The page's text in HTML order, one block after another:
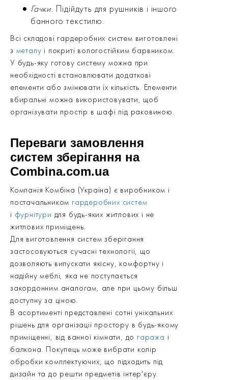
Гачки. Підійдуть для рушників і іншого
банного текстилю.
Всі складові гардеробних систем виготовлені
з металу і покриті вологостійким барвником.
У будь-яку готову систему можна при
необхідності встановлювати додаткові
елементи або змінювати їх кількість. Елементи
вбиральні можна використовувати, щоб
організувати простір в шафі під раковиною.
Переваги замовлення
систем зберігання на
Combina.com.ua
Компанія Комбіна (Україна) є виробником і
постачальником гардеробних систем
і фурнітури для будь-яких житлових і не
житлових приміщень.
Для виготовлення систем зберігання
застосовуються сучасні технології, що
дозволяють випускати якісну, комфортну і
надійну меблі, яка не поступається
закордонним аналогам, але при цьому більш
доступну за ціною.
В асортименті представлені сотні унікальних
рішень для організації простору в будь-якому
приміщенні, від ванної кімнати, до гаража і
балкона. Покупець може вибрати колір
обробки комплектуючих, що підходить під
дизайн та до решти предметів інтер'єру.